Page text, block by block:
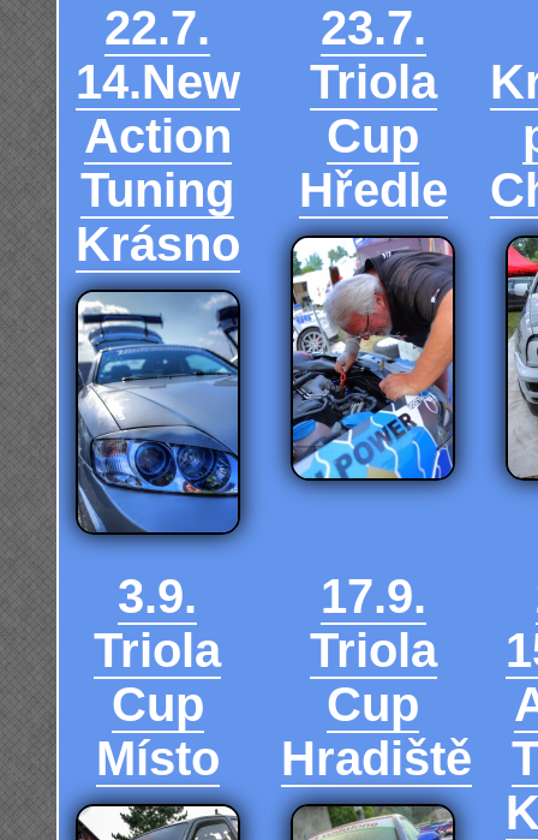
22.7.
14.New
Action
Tuning
Krásno
23.7.
Triola
Cup
Hředle
3.9.
Triola
Cup
Místo
17.9.
Triola
Cup
Hradiště